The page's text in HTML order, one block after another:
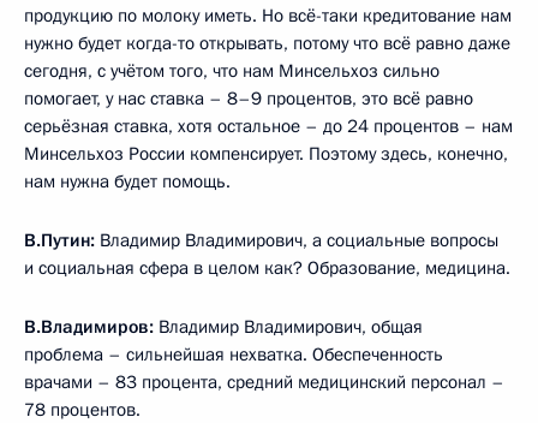
продукцию по молоку иметь. Но всё-таки кредитование нам
нужно будет когда-то открывать, потому что всё равно даже
сегодня, с учётом того, что нам Минсельхоз сильно
помогает, у нас ставка – 8–9 процентов, это всё равно
серьёзная ставка, хотя остальное – до 24 процентов – нам
Минсельхоз России компенсирует. Поэтому здесь, конечно,
нам нужна будет помощь.
В.Путин: Владимир Владимирович, а социальные вопросы
и социальная сфера в целом как? Образование, медицина.
В.Владимиров: Владимир Владимирович, общая
проблема – сильнейшая нехватка. Обеспеченность
врачами – 83 процента, средний медицинский персонал –
78 процентов.